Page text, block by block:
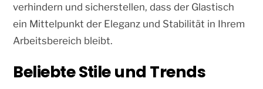
verhindern und sicherstellen, dass der Glastisch
ein Mittelpunkt der Eleganz und Stabilität in Ihrem
Arbeitsbereich bleibt.
Beliebte Stile und Trends